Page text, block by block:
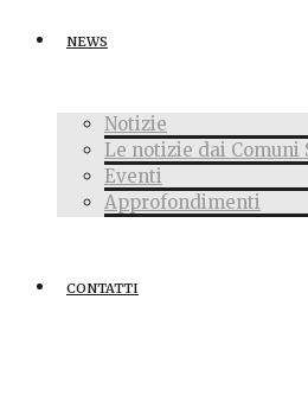
NEWS
Notizie
Le notizie dai Comuni
Eventi
Approfondimenti
CONTATTI